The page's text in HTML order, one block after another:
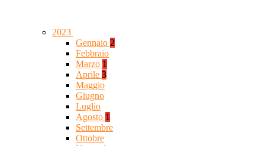
2023
Gennaio 2
Febbraio
Marzo 1
Aprile 3
Maggio
Giugno
Luglio
Agosto 1
Settembre
Ottobre